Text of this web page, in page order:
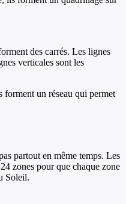
des carrés. Les lignes
verticales sont les
forment un réseau qui permet
partout en même temps. Les
zones pour que chaque zone
Soleil.